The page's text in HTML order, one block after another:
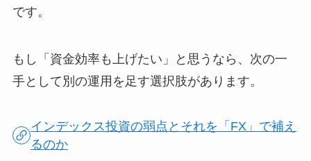
です。
もし「資金効率も上げたい」と思うなら、次の一
手として別の運用を足す選択肢があります。
インデックス投資の弱点とそれを「FX」で補え
るのか